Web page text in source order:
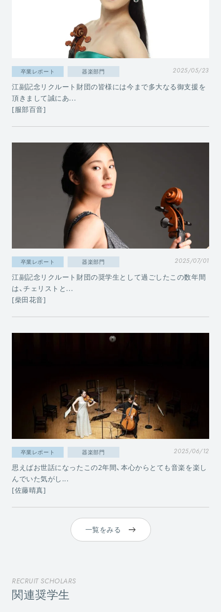
卒業レポート 器楽部門 2025/05/23
江副記念リクルート財団の皆様には今まで多大なる御支援を
頂きまして誠にあ...
[服部百音]
卒業レポート 器楽部門 2025/07/01
江副記念リクルート財団の奨学生として過ごしたこの数年間
は、チェリストと...
[柴田花音]
卒業レポート 器楽部門 2025/06/12
思えばお世話になったこの2年間、本心からとても音楽を楽し
んでいた気がし...
[佐藤晴真]
一覧をみる
RECRUIT SCHOLARS
関連奨学生